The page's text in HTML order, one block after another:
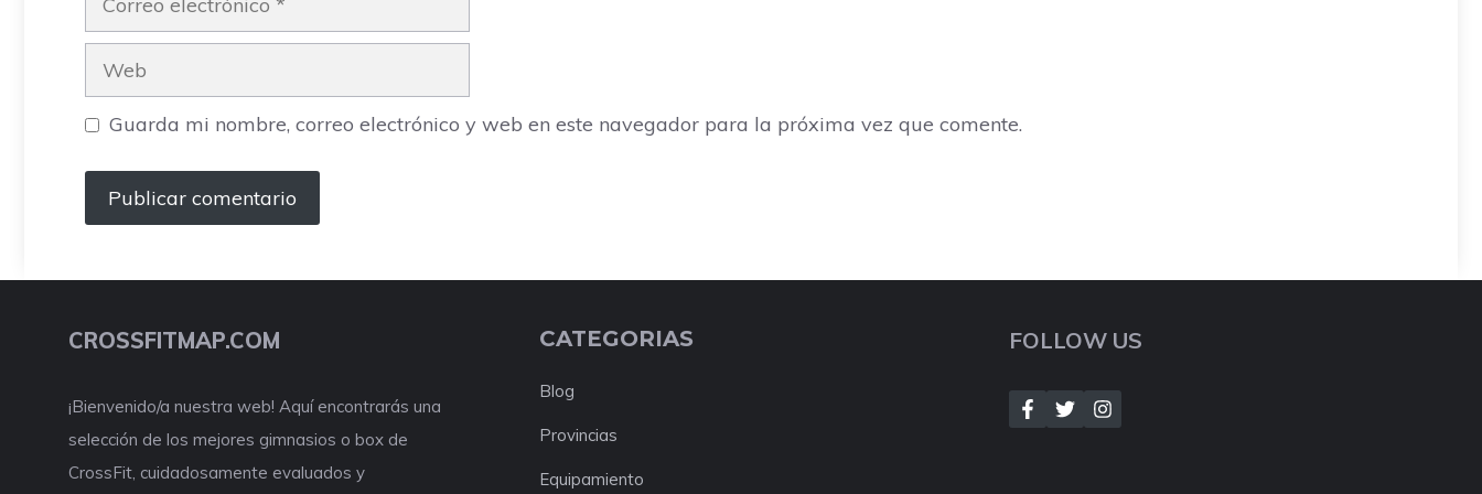
electrónico
Web
Guarda mi nombre, correo electrónico y web en este navegador para la próxima vez que comente.
CROSSFITMAP.COM
¡Bienvenido/a nuestra web! Aquí encontrarás una
selección de los mejores gimnasios o box de
CrossFit, cuidadosamente evaluados y
CATEGORIAS
Blog
Provincias
Equipamiento
FOLLOW US